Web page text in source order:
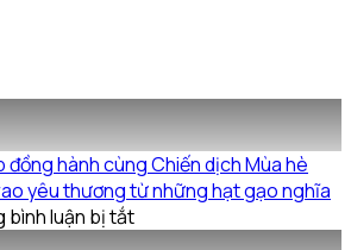
hành cùng Chiến dịch Mùa hè
yêu thương từ những hạt gạo nghĩa
bình luận bị tắtở
Techpal